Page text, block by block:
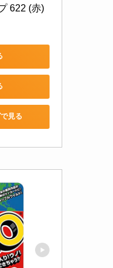
622 (赤)
見る